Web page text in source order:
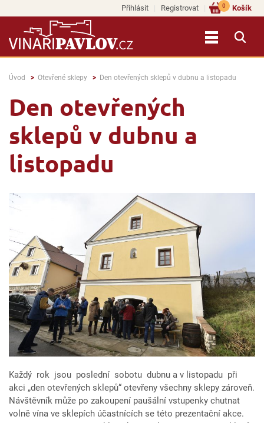
Přihlásit Registrovat Košík
0
Úvod Otevřené sklepy Den otevřených sklepů v dubnu a listopadu
Den otevřených
sklepů v dubnu a
listopadu
Každý rok jsou poslední sobotu dubnu a v listopadu při
akci „den otevřených sklepů“ otevřeny všechny sklepy zároveň.
Návštěvník může po zakoupení paušální vstupenky chutnat
volně vína ve sklepích účastnících se této prezentační akce.